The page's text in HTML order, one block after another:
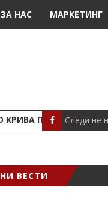
ЗА НАС МАРКЕТИНГ
КРИВА ПАЛАНКАСледи не
ВЕСТИ